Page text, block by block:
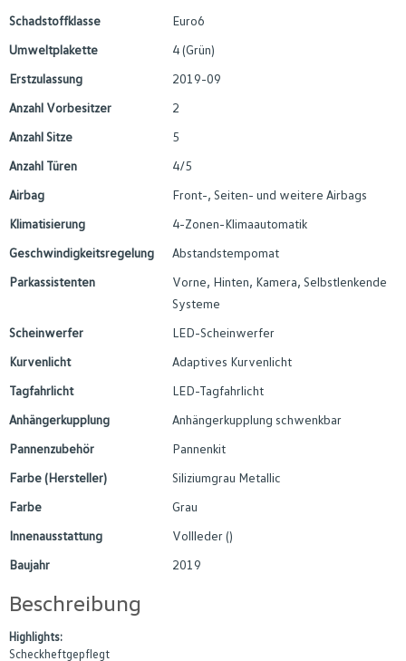
Schadstoffklasse
Euro6
Umweltplakette
4 (Grün)
Erstzulassung
2019-09
Anzahl Vorbesitzer
2
Anzahl Sitze
5
Anzahl Türen
4/5
Airbag
Front-, Seiten- und weitere Airbags
Klimatisierung
4-Zonen-Klimaautomatik
Geschwindigkeitsregelung
Abstandstempomat
Parkassistenten
Vorne, Hinten, Kamera, Selbstlenkende
Systeme
Scheinwerfer
LED-Scheinwerfer
Kurvenlicht
Adaptives Kurvenlicht
Tagfahrlicht
LED-Tagfahrlicht
Anhängerkupplung
Anhängerkupplung schwenkbar
Pannenzubehör
Pannenkit
Farbe (Hersteller)
Siliziumgrau Metallic
Farbe
Grau
Innenausstattung
Vollleder ()
Baujahr
2019
Beschreibung
Highlights:
Scheckheftgepflegt